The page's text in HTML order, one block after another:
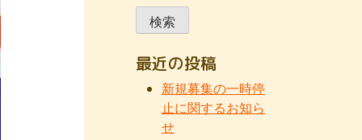
最近の投稿
新規募集の一時停
止に関するお知ら
せ